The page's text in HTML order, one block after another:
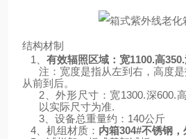
结构材制
1、 有效辐照区域：宽1100.高
注：宽度是指从左到右，高度
从前到后。
2、外形尺寸：宽1300.深600.
以实际尺寸为准.
3、设备总重量约：140公斤
4、机组材质： 内箱304#不锈钢，